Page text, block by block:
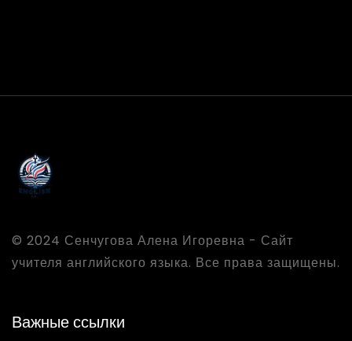
© 2024 Сенчугова Алена Игоревна - Сайт
учителя английского языка. Все права защищены.
Важные ссылки